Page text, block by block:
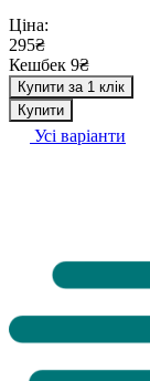
Ціна:
295₴
Кешбек 9₴
Купити за 1 клік
Купити
Усі варіанти